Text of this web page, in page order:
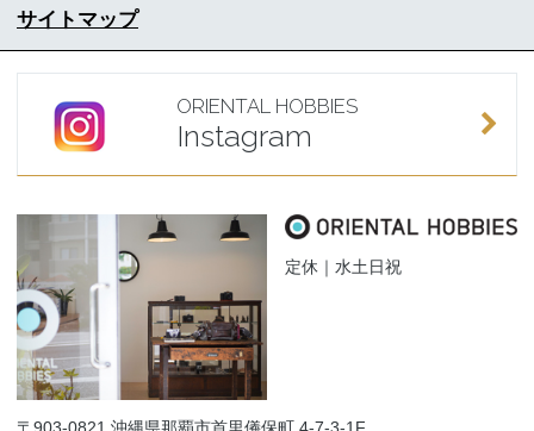
サイトマップ
ORIENTAL HOBBIES
Instagram
定休｜水土日祝